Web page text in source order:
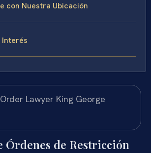
con Nuestra Ubicación
Interés
Órdenes de Restricción